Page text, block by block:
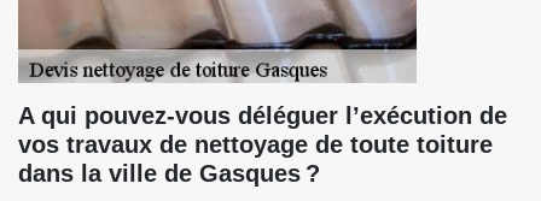
A qui pouvez-vous déléguer l’exécution de
vos travaux de nettoyage de toute toiture
dans la ville de Gasques ?